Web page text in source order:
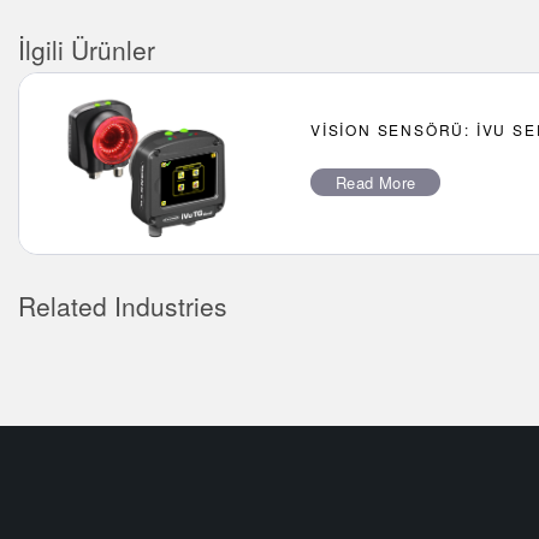
İlgili Ürünler
VISION SENSÖRÜ: IVU
Read More
Related Industries